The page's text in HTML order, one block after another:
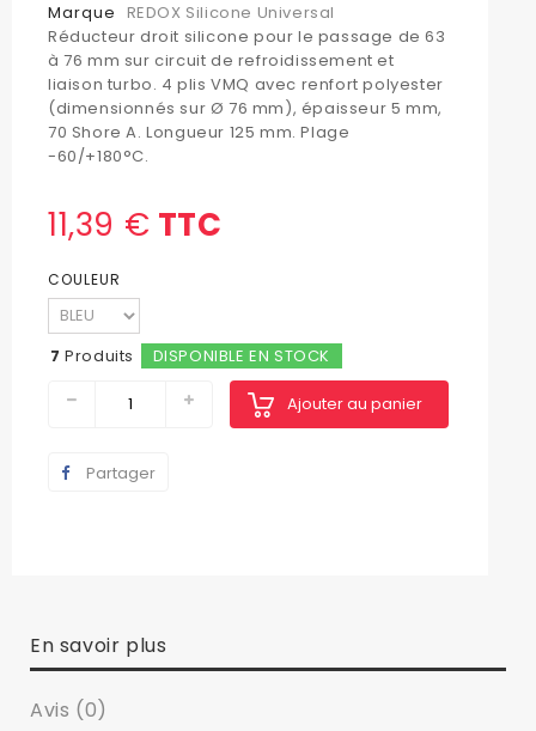
Marque
REDOX Silicone Universal
Réducteur droit silicone pour le passage de 63
à 76 mm sur circuit de refroidissement et
liaison turbo. 4 plis VMQ avec renfort polyester
(dimensionnés sur Ø 76 mm), épaisseur 5 mm,
70 Shore A. Longueur 125 mm. Plage
-60/+180°C.
11,39 € TTC
COULEUR
7 Produits DISPONIBLE EN STOCK
Ajouter au panier
Partager
En savoir plus
Avis (0)